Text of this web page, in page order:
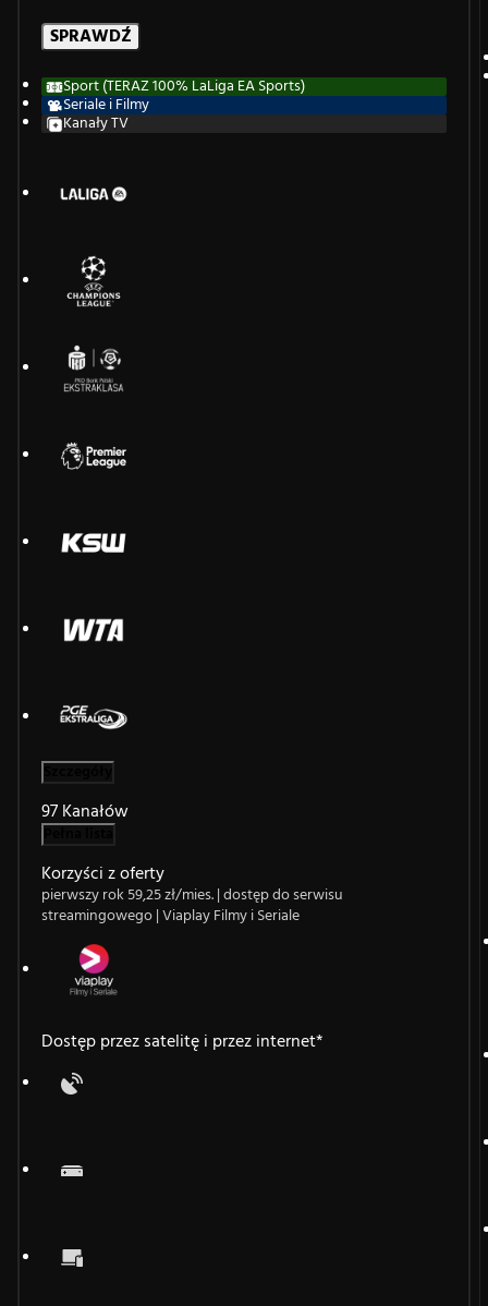
SPRAWDŹ
Sport (TERAZ 100% LaLiga EA Sports)
Seriale i Filmy
Kanały TV
97 Kanałów
Korzyści z oferty
pierwszy rok 59,25 zł/mies. | dostęp do serwisu
streamingowego | Viaplay Filmy i Seriale
Dostęp przez satelitę i przez internet*